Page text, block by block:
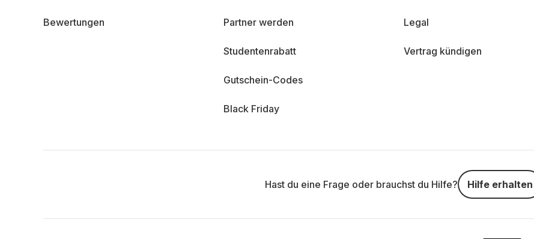
Bewertungen Partner werden
Studentenrabatt
Gutschein-Codes
Black Friday
Legal
Vertrag kündigen
Hast du eine Frage oder brauchst du Hilfe? Hilfe erhalten